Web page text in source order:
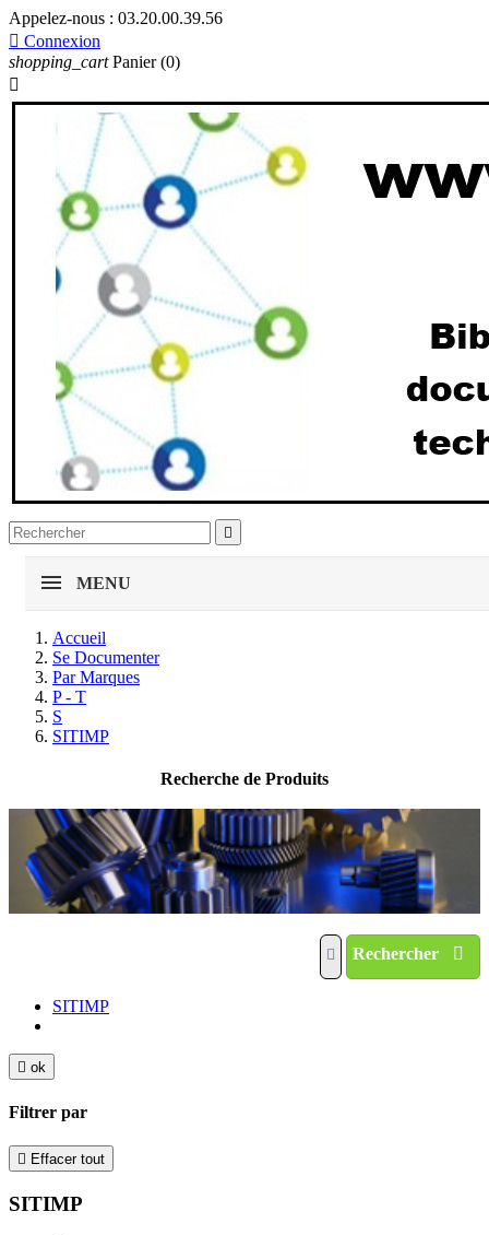
Appelez-nous : 03.20.00.39.56
 Connexion
shopping_cart Panier (0)


MENU
Accueil
Se Documenter
Par Marques
P - T
S
SITIMP
Recherche de Produits
Rechercher
SITIMP
 ok
Filtrer par
 Effacer tout
SITIMP